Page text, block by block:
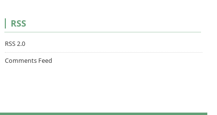
RSS
RSS 2.0
Comments Feed